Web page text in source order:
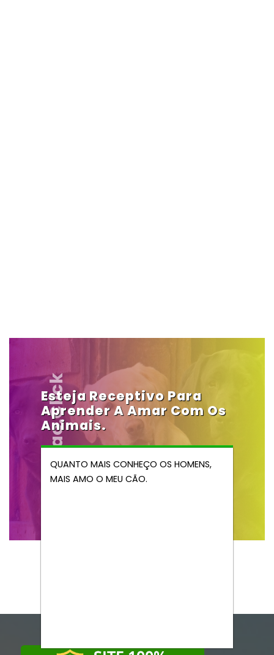
Vendocao.click
Esteja Receptivo Para
Aprender A Amar Com Os
Animais.
QUANTO MAIS CONHEÇO OS HOMENS,
MAIS AMO O MEU CÃO.